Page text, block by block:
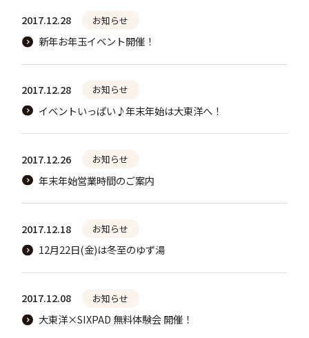
2017.12.28 お知らせ
新年お年玉イベント開催！
2017.12.28 お知らせ
イベントいっぱい♪年末年始は大東洋へ！
2017.12.26 お知らせ
年末年始営業時間のご案内
2017.12.18 お知らせ
12月22日(金)は冬至のゆず湯
2017.12.08 お知らせ
大東洋×SIXPAD 無料体験会 開催！